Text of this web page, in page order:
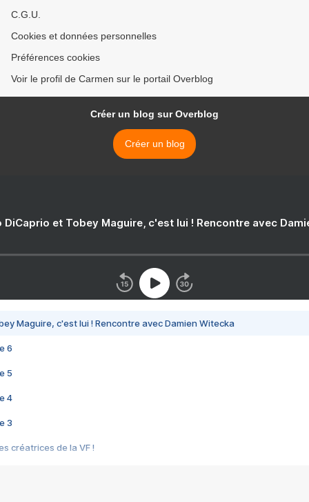
C.G.U.
Cookies et données personnelles
Préférences cookies
Voir le profil de Carmen sur le portail Overblog
Créer un blog sur Overblog
Créer un blog
DiCaprio et Tobey Maguire, c'est lui ! Rencontre avec
Maguire, c'est lui ! Rencontre avec Damien Witecka
6
5
4
3
créatrices de la VF !